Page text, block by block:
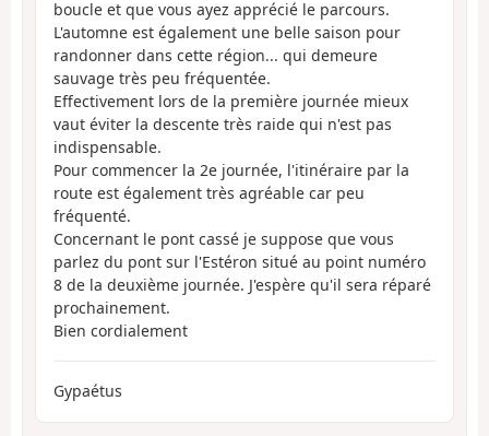
boucle et que vous ayez apprécié le parcours.
L'automne est également une belle saison pour
randonner dans cette région... qui demeure
sauvage très peu fréquentée.
Effectivement lors de la première journée mieux
vaut éviter la descente très raide qui n'est pas
indispensable.
Pour commencer la 2e journée, l'itinéraire par la
route est également très agréable car peu
fréquenté.
Concernant le pont cassé je suppose que vous
parlez du pont sur l'Estéron situé au point numéro
8 de la deuxième journée. J'espère qu'il sera réparé
prochainement.
Bien cordialement
Gypaétus